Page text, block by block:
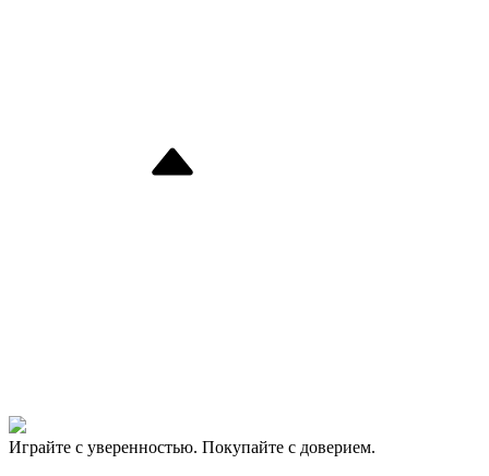
Играйте с уверенностью. Покупайте с доверием.